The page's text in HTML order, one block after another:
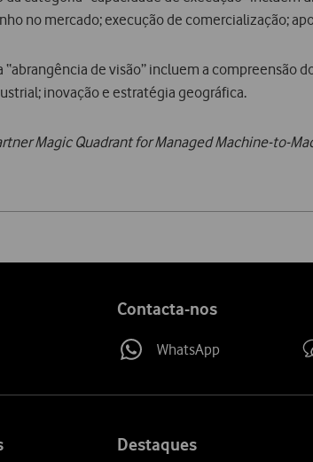
no mercado; execução de comercialização;
“abrangência de visão” incluem a
inovação e estratégia geográfica.
Magic Quadrant for Managed Machine-to-
Contacta-nos
WhatsApp
Destaques